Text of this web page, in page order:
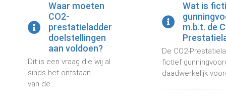
Waar moeten
CO2-
prestatieladder
doelstellingen
aan voldoen?
Dit is een vraag die wij al
sinds het ontstaan
van de...
Wat is
m.b.t. de
De CO2-
fictief
daadwerkelijk